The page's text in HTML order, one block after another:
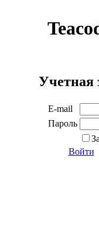
Учетная
E-mail
Пароль
Войти